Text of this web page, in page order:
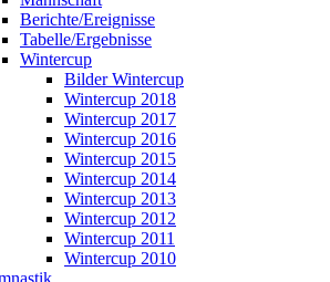
Berichte/Ereignisse
Tabelle/Ergebnisse
Wintercup
Bilder Wintercup
Wintercup 2018
Wintercup 2017
Wintercup 2016
Wintercup 2015
Wintercup 2014
Wintercup 2013
Wintercup 2012
Wintercup 2011
Wintercup 2010